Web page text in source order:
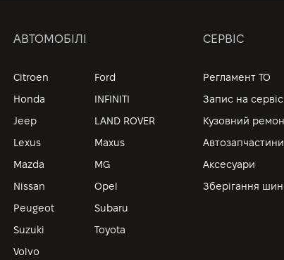
АВТОМОБІЛІ
Citroen
Ford
Honda
INFINITI
Jeep
LAND ROVER
Lexus
Maxus
Mazda
MG
Nissan
Opel
Peugeot
Subaru
Suzuki
Toyota
Volvo
СЕРВІС
Регламент ТО
Запис на сервіс
Кузовний
Автозапчастини
Аксесуари
Зберігання шин